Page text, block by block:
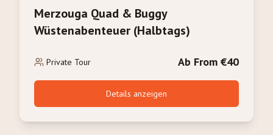
Merzouga Quad & Buggy
Wüstenabenteuer (Halbtags)
Private Tour Ab From €40
Details anzeigen